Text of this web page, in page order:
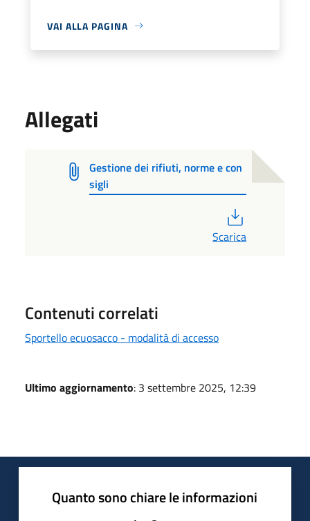
VAI ALLA PAGINA
Allegati
Gestione dei rifiuti, norme e con
sigli
Scarica
Contenuti correlati
Sportello ecuosacco - modalità di accesso
Ultimo aggiornamento: 3 settembre 2025, 12:39
Quanto sono chiare le informazioni